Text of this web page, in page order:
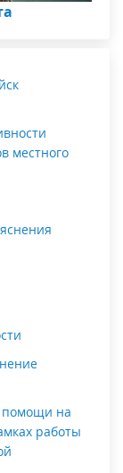
местного
помощи на
работы